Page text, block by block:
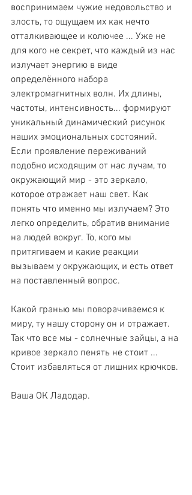
воспринимаем чужие недовольство и
злость, то ощущаем их как нечто
отталкивающее и колючее ... Уже не
для кого не секрет, что каждый из нас
излучает энергию в виде
определённого набора
электромагнитных волн. Их длины,
частоты, интенсивность... формируют
уникальный динамический рисунок
наших эмоциональных состояний.
Если проявление переживаний
подобно исходящим от нас лучам, то
окружающий мир - это зеркало,
которое отражает наш свет. Как
понять что именно мы излучаем? Это
легко определить, обратив внимание
на людей вокруг. То, кого мы
притягиваем и какие реакции
вызываем у окружающих, и есть ответ
на поставленный вопрос.
Какой гранью мы поворачиваемся к
миру, ту нашу сторону он и отражает.
Так что все мы - солнечные зайцы, а на
кривое зеркало пенять не стоит ...
Стоит избавляться от лишних крючков.
Ваша ОК Ладодар.